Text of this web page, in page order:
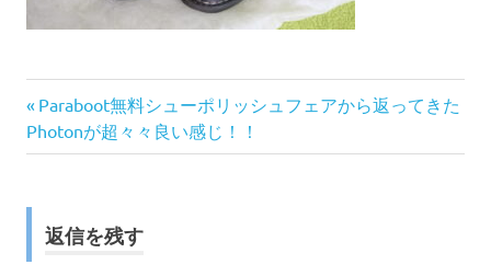
投
稿
ナ
ビ
前
の
記
Paraboot無料シューポリッシュフェアから返ってきた
Photonが超々々良い感じ！！
返信を残す